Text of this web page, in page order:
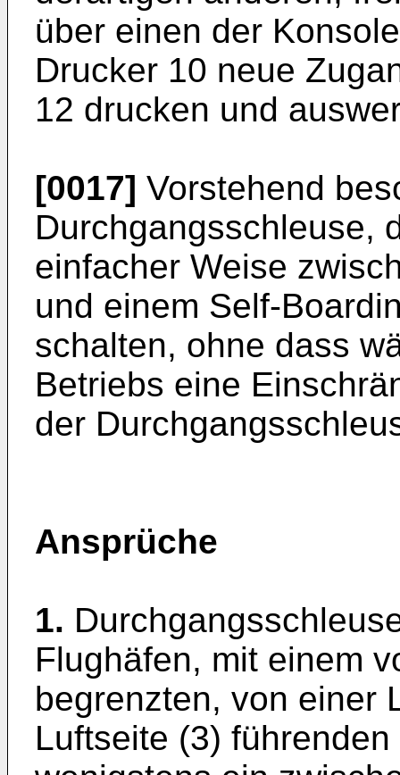
über einen der
Drucker 10 neue
12 drucken und
[0017] Vorstehend
Durchgangsschleuse,
einfacher Weise
und einem Self-
schalten, ohne dass
Betriebs eine
der
Ansprüche
1.
Flughäfen, mit einem
begrenzten, von einer
Luftseite (3)